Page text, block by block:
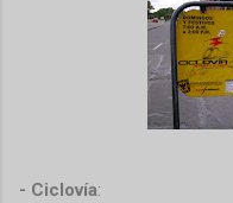
- Ciclovía: